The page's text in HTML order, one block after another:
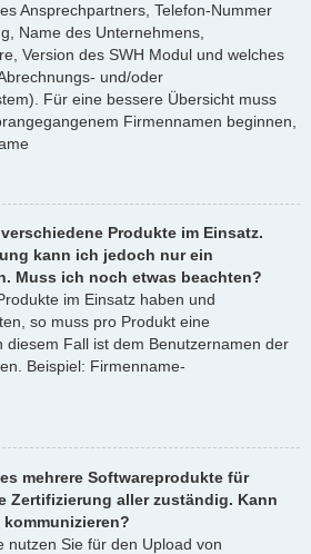
Ansprechpartners, Telefon-Nummer
Name des Unternehmens,
Version des SWH Modul und welches
und/oder
Für eine bessere Übersicht muss
Firmennamen beginnen,
Produkte im Einsatz.
kann ich jedoch nur ein
Muss ich noch etwas beachten?
im Einsatz haben und
so muss pro Produkt eine
diesem Fall ist dem Benutzernamen der
Beispiel: Firmenname-
mehrere Softwareprodukte für
Zertifizierung aller zuständig. Kann
nutzen Sie für den Upload von